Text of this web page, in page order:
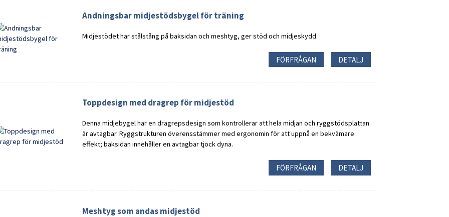
Andningsbar midjestödsbygel för träning
Midjestödet har stålstång på baksidan och meshtyg, ger stöd och midjeskydd.
FÖRFRÅGAN DETALJ
Toppdesign med dragrep för midjestöd
Denna midjebygel har en dragrepsdesign som kontrollerar att hela midjan och ryggstödsplattan
är avtagbar. Ryggstrukturen överensstämmer med ergonomin för att uppnå en bekvämare
effekt; baksidan innehåller en avtagbar tjock dyna.
FÖRFRÅGAN DETALJ
Meshtyg som andas midjestöd